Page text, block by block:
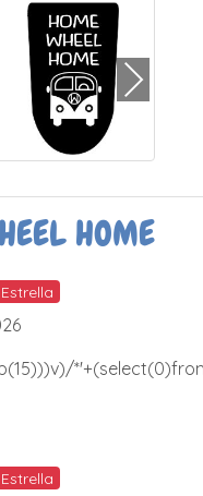
HOME